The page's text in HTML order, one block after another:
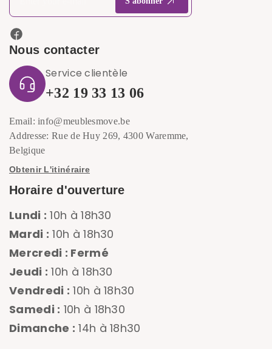
Nous contacter
Service clientèle
+32 19 33 13 06
Email: info@meublesmove.be
Addresse: Rue de Huy 269, 4300 Waremme,
Belgique
Obtenir L'itinéraire
Horaire d'ouverture
Lundi : 10h à 18h30
Mardi : 10h à 18h30
Mercredi : Fermé
Jeudi : 10h à 18h30
Vendredi : 10h à 18h30
Samedi : 10h à 18h30
Dimanche : 14h à 18h30